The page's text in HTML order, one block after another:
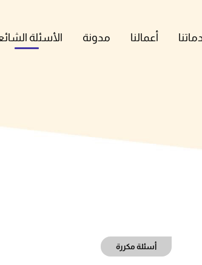
أعمالنا مدونة الأسئلة
أسئلة مكررة